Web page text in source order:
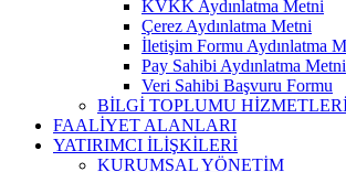
KVKK Aydınlatma Metni
Çerez Aydınlatma Metni
İletişim Formu Aydınlatma
Pay Sahibi Aydınlatma Metni
Veri Sahibi Başvuru Formu
BİLGİ TOPLUMU
FAALİYET ALANLARI
YATIRIMCI İLİŞKİLERİ
KURUMSAL YÖNETİM